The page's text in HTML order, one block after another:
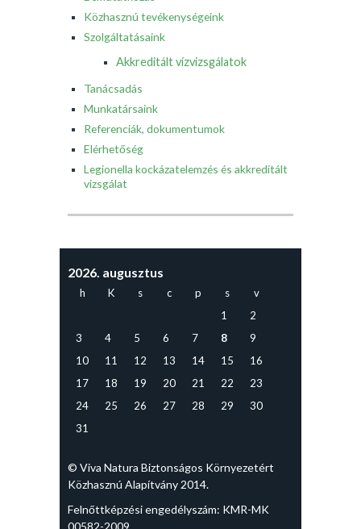
Közhasznú tevékenységeink
Szolgáltatásaink
Akkreditált vízvizsgálatok
Tanácsadás
Munkatársaink
Referenciák, dokumentumok
Elérhetőség
Legionella kockázatelemzés és akkreditált
vizsgálat
2026. augusztus
h K s c p s
v
1
2
3
4 5 6 7 8
9
10
11 12 13 14 15
16
17
18 19 20 21 22
23
24
25 26 27 28 29
30
31
© Viva Natura Biztonságos Környezetért
Közhasznú Alapítvány 2014.
Felnőttképzési engedélyszám: KMR-MK